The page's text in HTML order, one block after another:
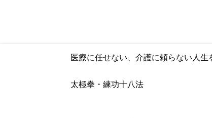
医療に任せない、介護に頼らない人生
太極拳・練功十八法